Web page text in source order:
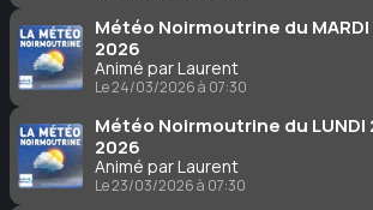
Météo Noirmoutrine du MARDI
2026
Animé par Laurent
Le 24/03/2026 à 07:30
Météo Noirmoutrine du LUNDI
2026
Animé par Laurent
Le 23/03/2026 à 07:30